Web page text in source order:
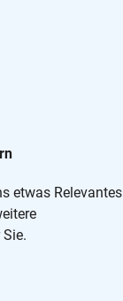
etwas Relevantes